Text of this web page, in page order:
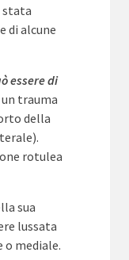
stata
di alcune
essere di
trauma
della
rotulea
sua
lussata
mediale.